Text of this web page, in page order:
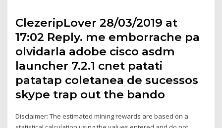
ClezeripLover 28/03/2019 at
17:02 Reply. me emborrache pa
olvidarla adobe cisco asdm
launcher 7.2.1 cnet patati
patatap coletanea de sucessos
skype trap out the bando
Disclaimer: The estimated mining rewards are based on a